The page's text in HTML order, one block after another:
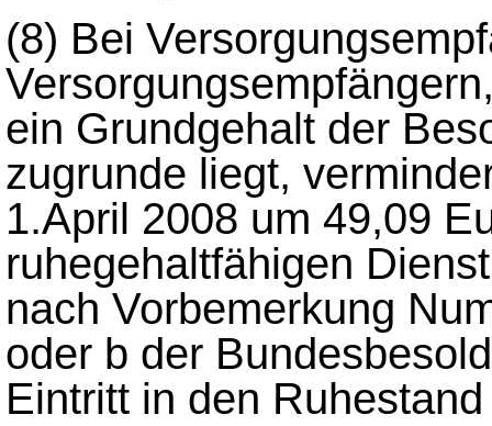
(8) Bei
ein Grundgehalt der
zugrunde liegt,
1.April 2008 um 49,09
ruhegehaltfähigen
nach Vorbemerkung
oder b der
Eintritt in den